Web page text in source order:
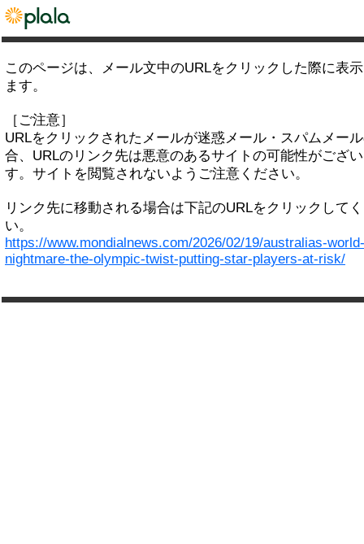
このページは、メール文中のURLをクリックした際に表
ます。
［ご注意］
URLをクリックされたメールが迷惑メール・スパムメー
合、URLのリンク先は悪意のあるサイトの可能性がござ
す。サイトを閲覧されないようご注意ください。
リンク先に移動される場合は下記のURLをクリックして
い。
https://www.mondialnews.com/2026/02/19/australias-
nightmare-the-olympic-twist-putting-star-players-at-risk/